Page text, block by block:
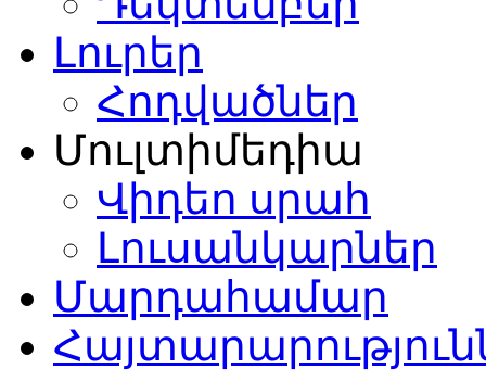
Լուրեր
Հոդվածներ
Մուլտիմեդիա
Վիդեո սրահ
Լուսանկարներ
Մարդահամար